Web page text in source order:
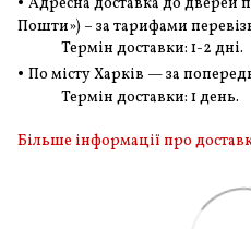
Пошти») – за тарифами
Термін доставки: 1-2 дні.
• По місту Харків — за
Термін доставки: 1 день.
Більше інформації про